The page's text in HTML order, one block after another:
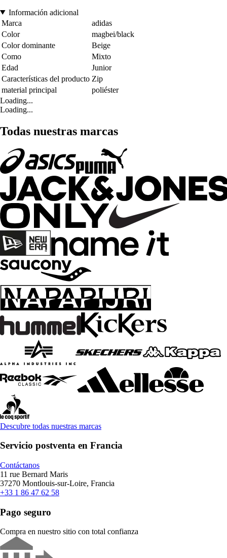
Información adicional
Marca
adidas
Color
magbei/black
Color dominante
Beige
Como
Mixto
Edad
Junior
Características del producto Zip
material principal
poliéster
Loading...
Loading...
Todas nuestras marcas
Descubre todas nuestras marcas
Servicio postventa en Francia
Contáctanos
11 rue Bernard Maris
37270 Montlouis-sur-Loire, Francia
+33 1 86 47 62 58
Pago seguro
Compra en nuestro sitio con total confianza